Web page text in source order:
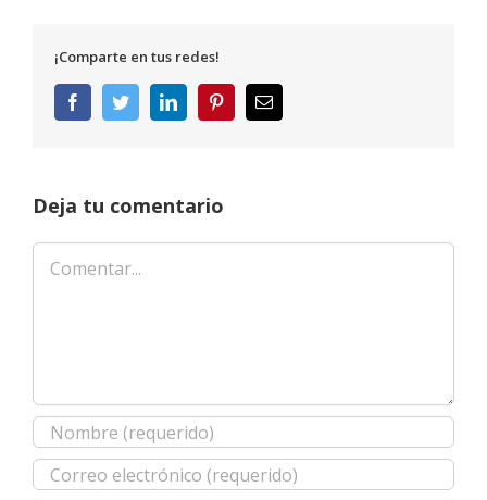
¡Comparte en tus redes!
FacebookTwitterLinkedInPinterestCorreo
electrónico
Deja tu comentario
Comentar